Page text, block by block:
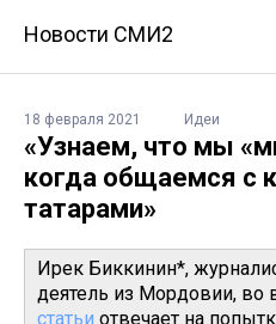
Новости СМИ2
18 февраля 2021 Идеи
«Узнаем, что мы
когда общаемся с
татарами»
Ирек Биккинин*,
деятель из Мордовии, во
статьи отвечает на